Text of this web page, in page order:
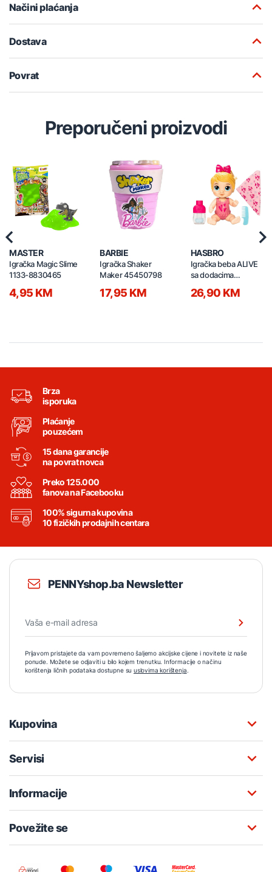
Načini plaćanja
Dostava
Povrat
Preporučeni proizvodi
MASTER
Igračka Magic Slime
1133-8830465
4,95 KM
BARBIE
Igračka Shaker
Maker 45450798
17,95 KM
HASBRO
Igračka beba ALIVE
sa dodacima
26,90 KM
Previous
Brza
isporuka
Plaćanje
pouzećem
15 dana garancije
na povrat novca
Preko 125.000
fanova na Facebooku
100% sigurna kupovina
10 fizičkih prodajnih centara
PENNYshop.ba Newsletter
Prijavom pristajete da vam povremeno šaljemo akcijske cijene i novitete iz naše
ponude. Možete se odjaviti u bilo kojem trenutku. Informacije o načinu
korištenja ličnih podataka dostupne su uslovima korištenja.
Kupovina
Servisi
Informacije
Povežite se